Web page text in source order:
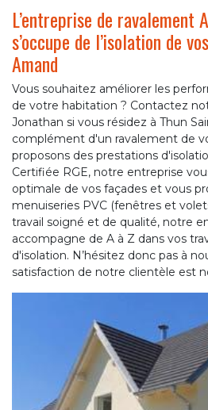
L’entreprise de ravalement
s’occupe de l’isolation de
Amand
Vous souhaitez améliorer les
de votre habitation ? Contactez
Jonathan si vous résidez à Thun
complément d'un ravalement de
proposons des prestations
Certifiée RGE, notre entreprise
optimale de vos façades et vous
menuiseries PVC (fenêtres et
travail soigné et de qualité, notre
accompagne de A à Z dans vos
d'isolation. N’hésitez donc pas à
satisfaction de notre clientèle est